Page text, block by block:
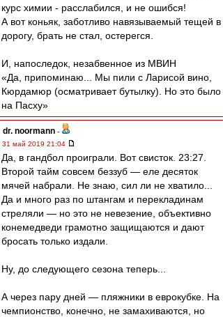
курс химии - расслабился, и не ошибся!
А вот коньяк, заботливо навязываемый тещей в
дорогу, брать не стал, остерегся.
И, напоследок, незабвенное из МВИН
«Да, припоминаю... Мы пили с Ларисой вино,
Кюрдамюр (осматривает бутылку). Но это было
на Пасху»
dr. noormann -
31 май 2019 21:04
Да, в гандбол проиграли. Вот свисток. 23:27.
Второй тайм совсем беззуб — еле десяток
мячей набрали. Не знаю, сил ли не хватило...
Да и много раз по штангам и перекладинам
стреляли — но это не невезение, объективно
конемедведи грамотно защищаются и дают
бросать только издали.
Ну, до следующего сезона теперь...
А через пару дней — пляжники в еврокубке. На
чемпионство, конечно, не замахиваются, но